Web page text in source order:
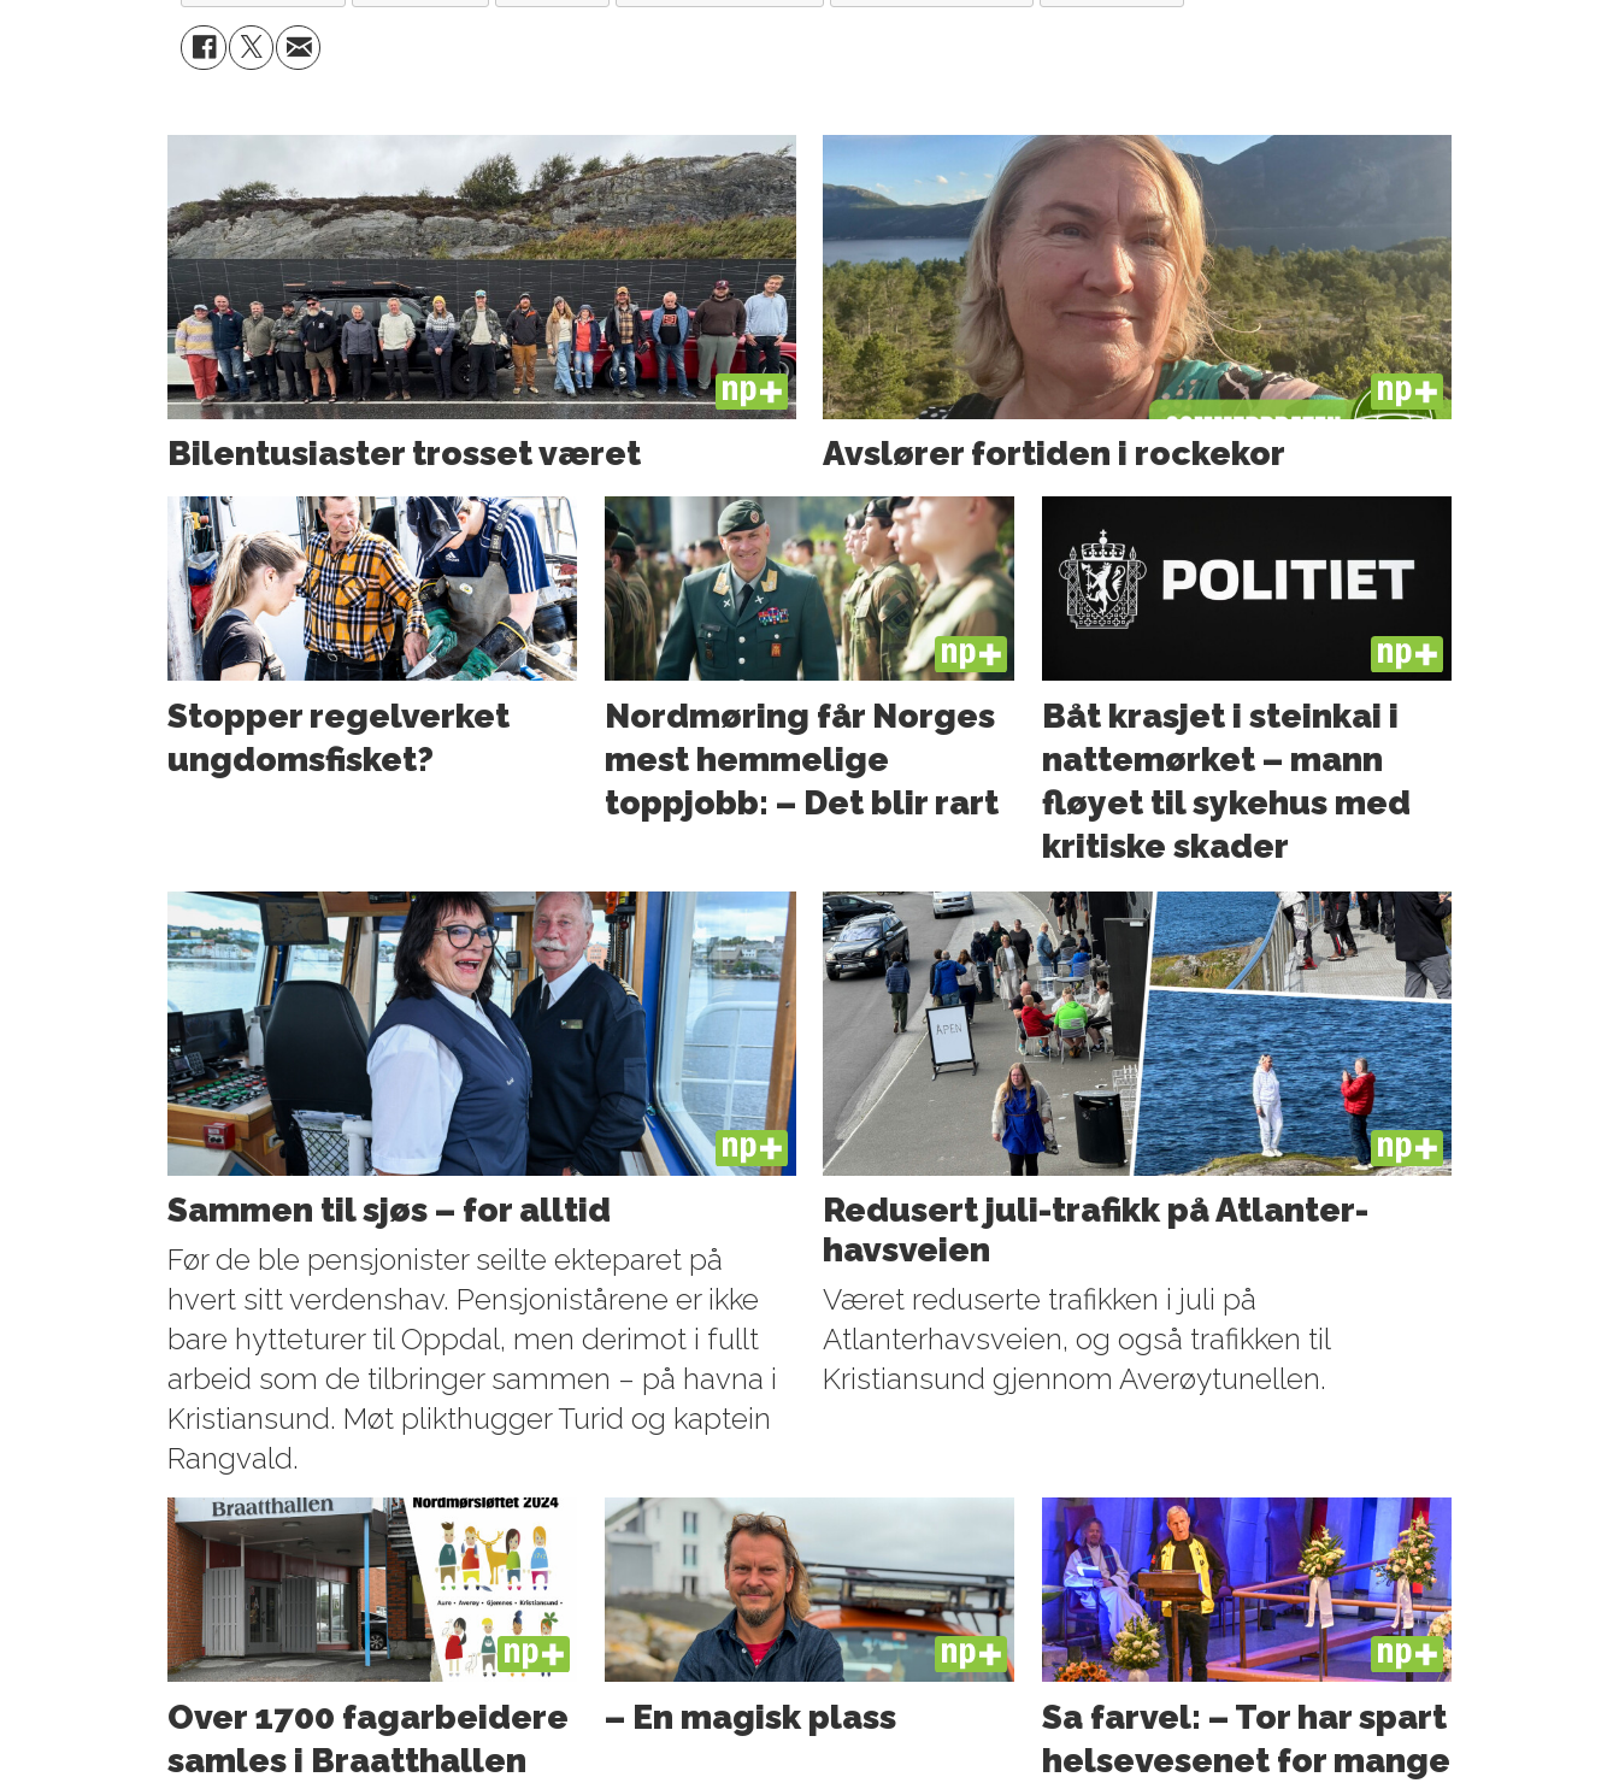
PLUS
Bilentusiaster trosset været
PLUS
Avslører fortiden i rockekor
Stopper regelverket
ungdoms­fisket?
PLUS
Nordmøring får Norges
mest hemmelige
toppjobb: – Det blir rart
PLUS
Båt krasjet i steinkai i
nattemørket – mann
fløyet til sykehus med
kritiske skader
PLUS
Sammen til sjøs – for alltid
Før de ble pensjonister seilte ekteparet på
hvert sitt verdenshav. Pensjonistårene er ikke
bare hytteturer til Oppdal, men derimot i fullt
arbeid som de tilbringer sammen – på havna i
Kristiansund. Møt plikthugger Turid og kaptein
Rangvald.
PLUS
Redusert juli-trafikk på Atlanter­
havsveien
Været reduserte trafikken i juli på
Atlanterhavsveien, og også trafikken til
Kristiansund gjennom Averøytunellen.
PLUS
Over 1700 fagarbeidere
samles i Braatthallen
PLUS
– En magisk plass
PLUS
Sa farvel: – Tor har spart
helsevesenet for mange